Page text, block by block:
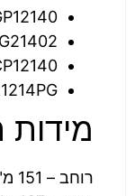
מידות
רוחב – 151 מ"מ